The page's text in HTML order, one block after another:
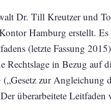
Dr. Till Kreutzer und
Hamburg erstellt.
(letzte Fassung
Rechtslage in Bezug auf
zur Angleichung
überarbeitete Leitfaden